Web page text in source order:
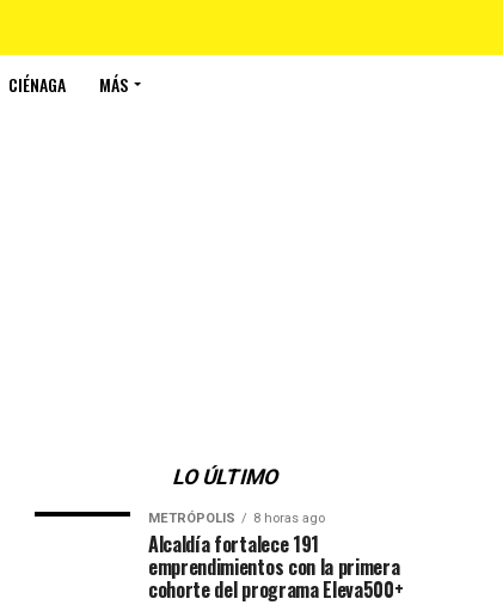
CIÉNAGA MÁS
LO ÚLTIMO
METRÓPOLIS 8 horas ago
Alcaldía fortalece 191
emprendimientos con la primera
cohorte del programa Eleva500+